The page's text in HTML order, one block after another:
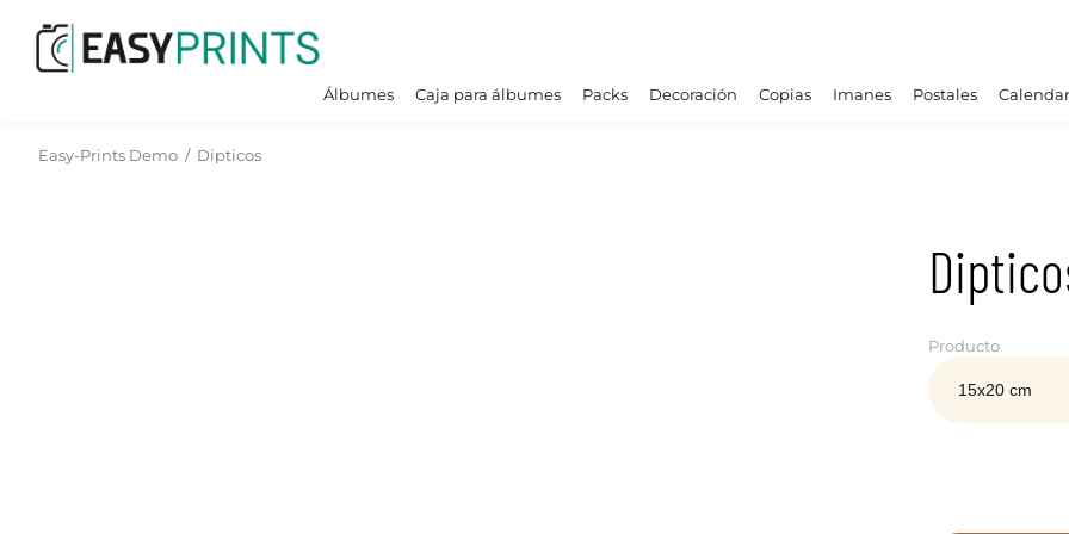
Álbumes Caja para álbumes Packs Decoración Copias Imanes Postales
Easy-Prints Demo / Dipticos
Producto